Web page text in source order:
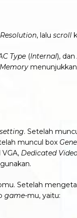
, lalu scroll
Type (Internal), dan
. Setelah
muncul box
Dedicated
Setelah
game-mu, yaitu: